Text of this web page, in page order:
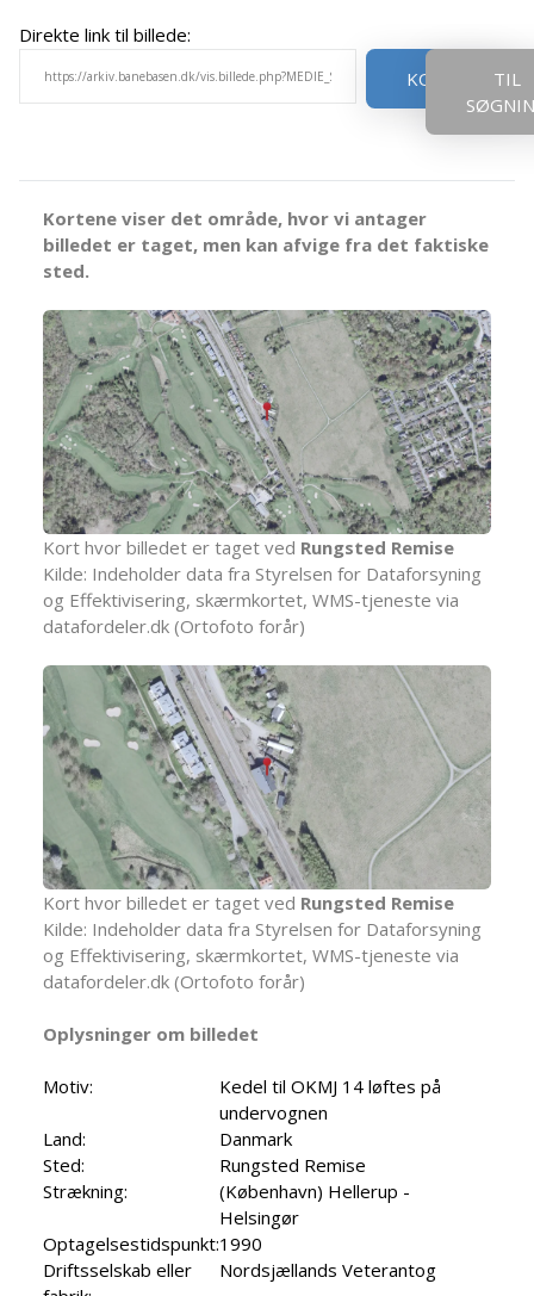
Direkte link til billede:
KOPIER
TIL
Kortene viser det område, hvor vi antager
billedet er taget, men kan afvige fra det faktiske
sted.
Kort hvor billedet er taget ved Rungsted Remise
Kilde: Indeholder data fra Styrelsen for Dataforsyning
og Effektivisering, skærmkortet, WMS-tjeneste via
datafordeler.dk (Ortofoto forår)
Kort hvor billedet er taget ved Rungsted Remise
Kilde: Indeholder data fra Styrelsen for Dataforsyning
og Effektivisering, skærmkortet, WMS-tjeneste via
datafordeler.dk (Ortofoto forår)
Oplysninger om billedet
Motiv:
Kedel til OKMJ 14 løftes på
undervognen
Land:
Danmark
Sted:
Rungsted Remise
Strækning:
(København) Hellerup -
Helsingør
Optagelsestidspunkt:1990
Driftsselskab eller
Nordsjællands Veterantog